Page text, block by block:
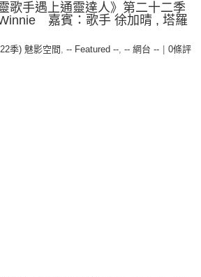
歌手遇上通靈達人》第二十二季
嘉賓：歌手 徐加晴 , 塔羅
季) 魅影空間 , -- Featured --, -- 網台 --
0條評